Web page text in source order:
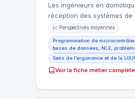
Les ingénieurs en
réception des systèmes
📈 Perspectives moyennes
Programmation de
bases de données, NLE,
Sens de l’ergonomie et de la UX/
Voir la fiche métier complète